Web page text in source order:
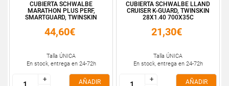
CUBIERTA SCHWALBE
MARATHON PLUS PERF,
SMARTGUARD, TWINSKIN
44,60€
Talla ÚNICA
En stock, entrega en 24-72h
+
+
AÑADIR
CUBIERTA SCHWALBE LLAND
CRUISER K-GUARD, TWINSKIN
28X1.40 700X35C
21,30€
Talla ÚNICA
En stock, entrega en 24-72h
+
+
AÑADIR